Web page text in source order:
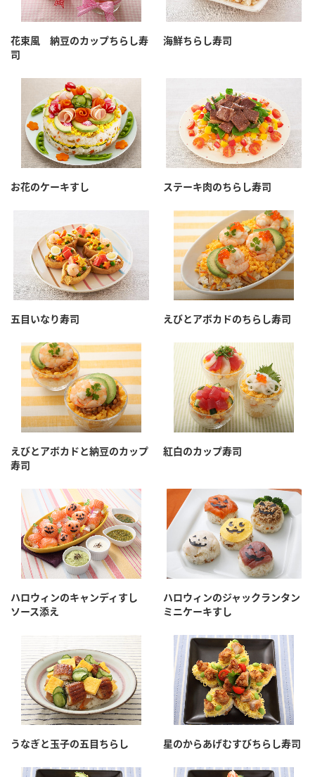
納豆
PIN印
三ツ判山吹
スペシャルサイト
お酢を知ろう！
すしラボ
ぽん酢サワー
納豆の豆知識
ミツカンのCM
ロングセラー商品 ＋ おすすめレシピ
人気商品 ＋ おすすめレシピ
ZENB initiative
各部門が大切にしていること
おいしさと健康への取り組み
キッザニア東京「ぽん酢工房」
お客様の声をいかしました
よくあるご質問
お問い合わせ
地図から取り扱い店舗を探す
ミツカン公式通販
検索
業務用サイト ミツカングループについて 製造所固有記号一覧
花束風 納豆のカップちらし寿
司
海鮮ちらし寿司
お花のケーキすし ステーキ肉のちらし寿司
五目いなり寿司 えびとアボカドのちらし寿司
えびとアボカドと納豆のカップ
寿司
紅白のカップ寿司
ハロウィンのキャンディすし
ソース添え
ハロウィンのジャックランタン
ミニケーキすし
うなぎと玉子の五目ちらし 星のからあげむすびちらし寿司